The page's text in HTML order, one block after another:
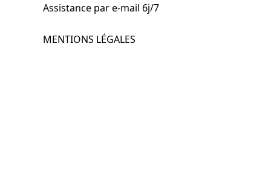
Assistance par e-mail 6j/7
MENTIONS LÉGALES